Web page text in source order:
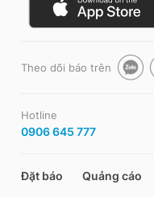
Theo dõi báo trên
Hotline
0906 645 777
Đặt báo Quảng cáo